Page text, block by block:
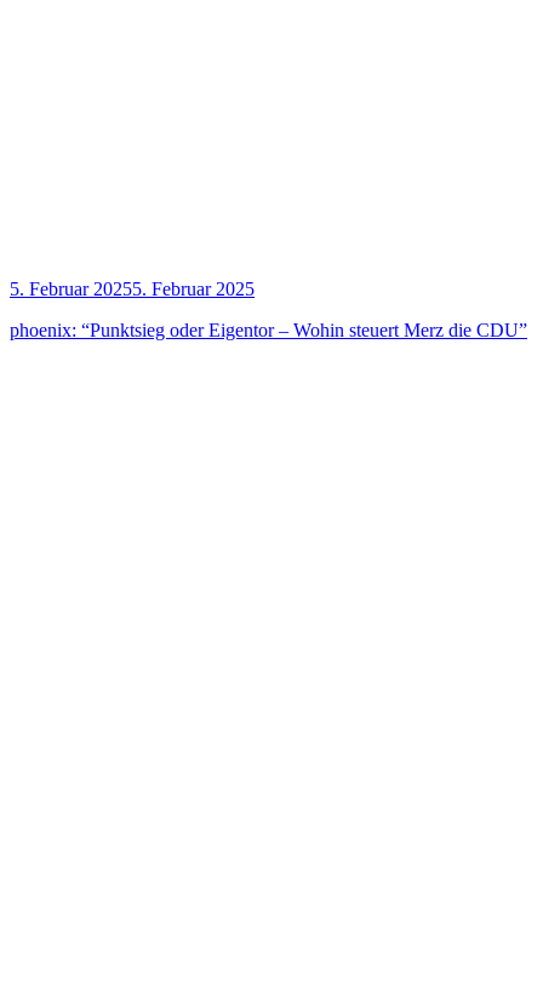
5. Februar 20255. Februar 2025
phoe­nix: “Punkt­sieg oder Eigen­tor – Wohin steu­ert Merz die CDU”